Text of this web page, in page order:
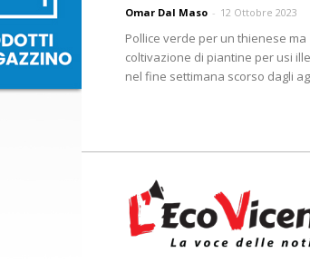
Omar Dal Maso - 12 Ottobre 2023
Pollice verde per un thienese
coltivazione di piantine per usi
nel fine settimana scorso dagli